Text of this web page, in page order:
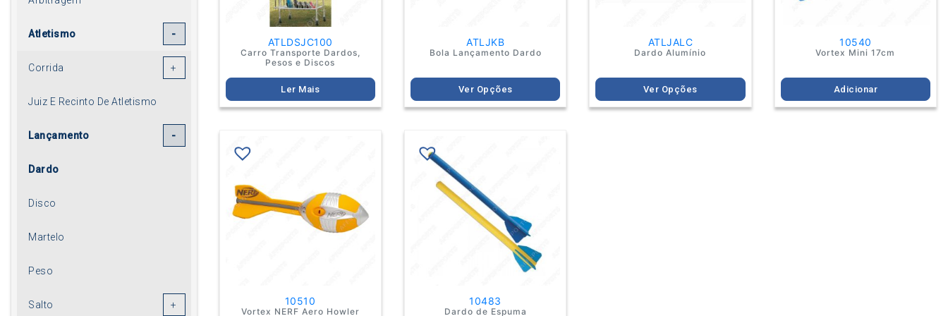
ATLDSJC100
Carro Transporte Dardos,
Pesos e Discos
Ler Mais
ATLJKB
Bola Lançamento Dardo
Ver Opções
ATLJALC
Dardo Alumínio
Ver Opções
10540
Vortex Mini 17cm
Adicionar
10510
Vortex NERF Aero Howler
10483
Dardo de Espuma
Atletismo
Corrida
Juiz E Recinto De Atletismo
Lançamento
Dardo
Disco
Martelo
Peso
Salto